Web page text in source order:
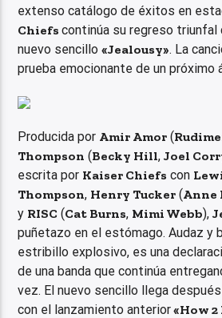
extenso catálogo de éxitos en
Chiefscontinúa su regreso triunfal
nuevo sencillo«Jealousy». La
prueba emocionante de un próximo
Producida por Amir Amor (
Thompson (Becky Hill,Joel
escrita por Kaiser Chiefs con
Thompson, Henry Tucker (Anne
y RISC (Cat Burns, Mimi Webb),
puñetazo en el estómago. Audaz y
estribillo explosivo, es una
de una banda que continúa
vez. El nuevo sencillo llega
con el lanzamiento anterior«How 2